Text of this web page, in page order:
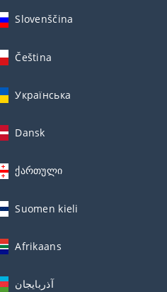
Slovenščina
Čeština
Українська
Dansk
ქართული
Suomen kieli
Afrikaans
آذربايجان